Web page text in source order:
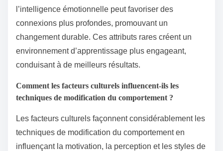
l’intelligence émotionnelle peut favoriser des
connexions plus profondes, promouvant un
changement durable. Ces attributs rares créent un
environnement d’apprentissage plus engageant,
conduisant à de meilleurs résultats.
Comment les facteurs culturels influencent-ils les
techniques de modification du comportement ?
Les facteurs culturels façonnent considérablement les
techniques de modification du comportement en
influençant la motivation, la perception et les styles de